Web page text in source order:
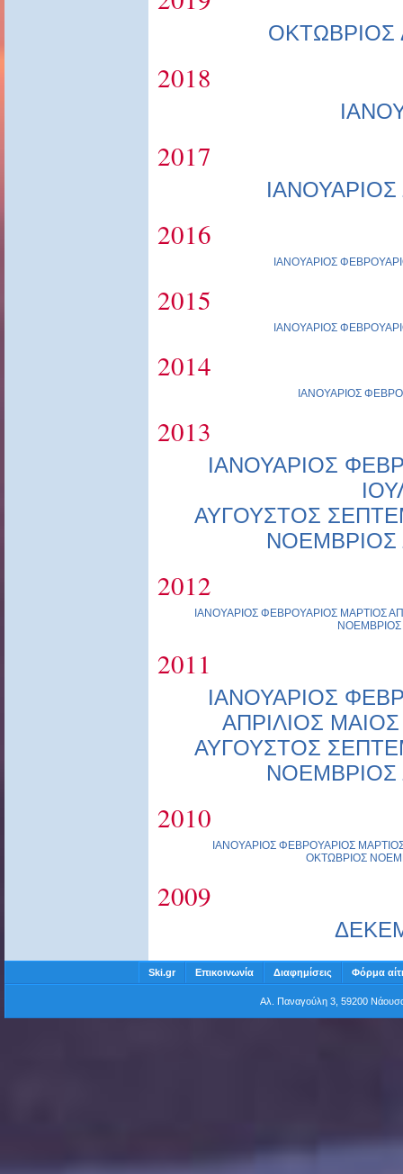
ΟΚΤΩΒΡΙΟΣ
2018
2017
ΙΑΝΟΥΑΡΙΟΣ
2016
ΙΑΝΟΥΑΡΙΟΣ
2015
ΙΑΝΟΥΑΡΙΟΣ
2014
ΙΑΝΟΥΑΡΙΟΣ
2013
ΙΑΝΟΥΑΡΙΟΣ
ΑΥΓΟΥΣΤΟΣ
ΝΟΕΜΒΡΙΟΣ
2012
ΙΑΝΟΥΑΡΙΟΣ ΦΕΒΡΟΥΑΡΙΟΣ ΜΑΡΤΙΟΣ
ΝΟΕΜΒΡΙΟΣ
2011
ΙΑΝΟΥΑΡΙΟΣ
ΑΠΡΙΛΙΟΣ ΜΑΙΟΣ
ΑΥΓΟΥΣΤΟΣ
ΝΟΕΜΒΡΙΟΣ
2010
ΙΑΝΟΥΑΡΙΟΣ ΦΕΒΡΟΥΑΡΙΟΣ
ΟΚΤΩΒΡΙΟΣ
2009
Ski.gr Επικοινωνία Διαφημίσεις Φόρμα
Αλ. Παναγούλη 3, 59200